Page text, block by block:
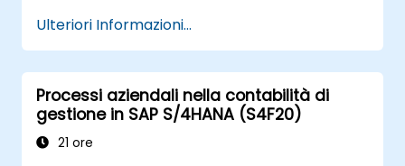
di lavoro e le versioni produttive.
Effettuare pianificazione della produzione,
pianificazione dei requisiti materiali e
programmazione delle capacità in SAP
S/4HANA.
Eseguire e monitorare gli ordini di
Ulteriori Informazioni...
Processi aziendali nella contabilità di
gestione in SAP S/4HANA (S4F20)
21 ore